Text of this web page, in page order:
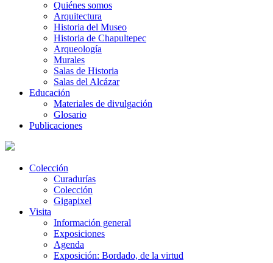
Quiénes somos
Arquitectura
Historia del Museo
Historia de Chapultepec
Arqueología
Murales
Salas de Historia
Salas del Alcázar
Educación
Materiales de divulgación
Glosario
Publicaciones
Colección
Curadurías
Colección
Gigapixel
Visita
Información general
Exposiciones
Agenda
Exposición: Bordado, de la virtud